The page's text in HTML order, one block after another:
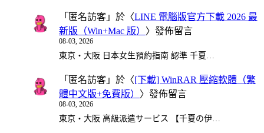
「 匿名訪客 」於〈LINE 電腦版官方下載 2026 最
新版（Win+Mac 版） 〉發佈留言
08-03, 2026
東京・大阪 日本女生預約指南 認準 千夏…
「 匿名訪客 」於〈[下載] WinRAR 壓縮軟體（繁
體中文版+免費版） 〉發佈留言
08-03, 2026
東京・大阪 高級派遣サービス 【千夏の伊…